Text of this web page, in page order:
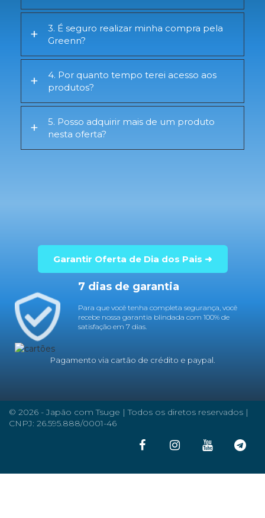
3. É seguro realizar minha compra pela
Greenn?
4. Por quanto tempo terei acesso aos
produtos?
5. Posso adquirir mais de um produto
nesta oferta?
Garantir Oferta de Dia dos Pais ➜
7 dias de garantia
Para que você tenha completa segurança, você
recebe nossa garantia blindada com 100% de
satisfação em 7 dias.
Pagamento via cartão de crédito e paypal.
© 2026 - Japão com Tsuge | Todos os diretos reservados |
CNPJ: 26.595.888/0001-46